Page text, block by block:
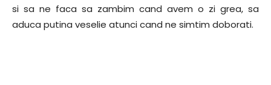
si sa ne faca sa zambim cand avem o zi grea, sa
aduca putina veselie atunci cand ne simtim doborati.